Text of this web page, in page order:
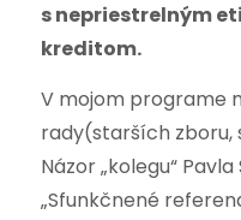
s nepriestrelným
kreditom.
V mojom programe
rady(starších zboru,
Názor „kolegu“
„Sfunkčnené